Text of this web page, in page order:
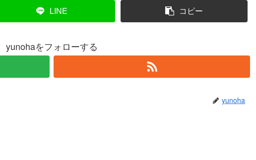
LINE コピー
yunohaをフォローする
yunoha